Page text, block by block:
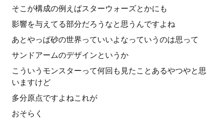
そこが構成の例えばスターウォーズとかにも
影響を与えてる部分だろうなと思うんですよね
あとやっぱ砂の世界っていいよなっていうのは思って
サンドアームのデザインというか
こういうモンスターって何回も見たことあるやつやと思
いますけど
多分原点ですよねこれが
おそらく